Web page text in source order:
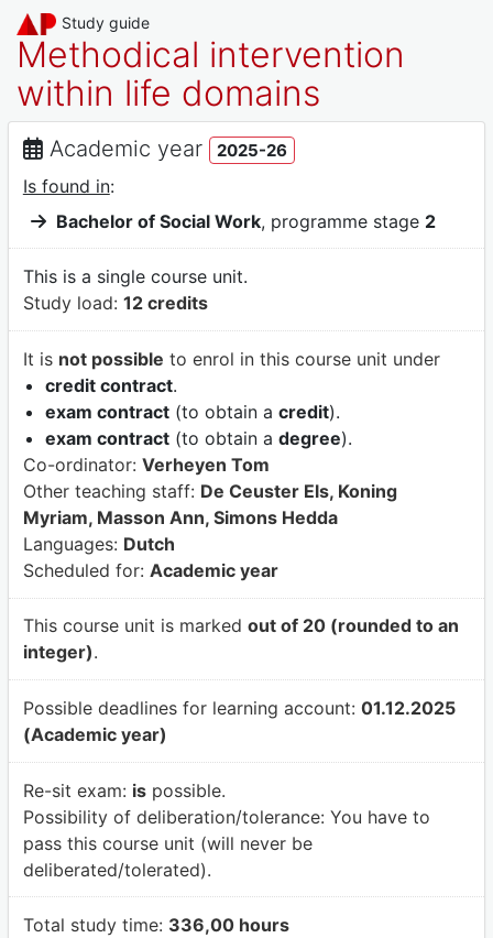
Study guide
Methodical intervention
within life domains
Academic year 2025-26
Is found in:
Bachelor of Social Work, programme stage 2
This is a single course unit.
Study load: 12 credits
It is not possible to enrol in this course unit under
credit contract.
exam contract(to obtain a credit).
exam contract(to obtain a degree).
Co-ordinator: Verheyen Tom
Other teaching staff: De Ceuster Els, Koning
Myriam, Masson Ann, Simons Hedda
Languages: Dutch
Scheduled for: Academic year
This course unit is marked out of 20 (rounded to an
integer).
Possible deadlines for learning account: 01.12.2025
(Academic year)
Re-sit exam: ispossible.
Possibility of deliberation/tolerance: You have to
pass this course unit (will never be
deliberated/tolerated).
Total study time: 336,00 hours